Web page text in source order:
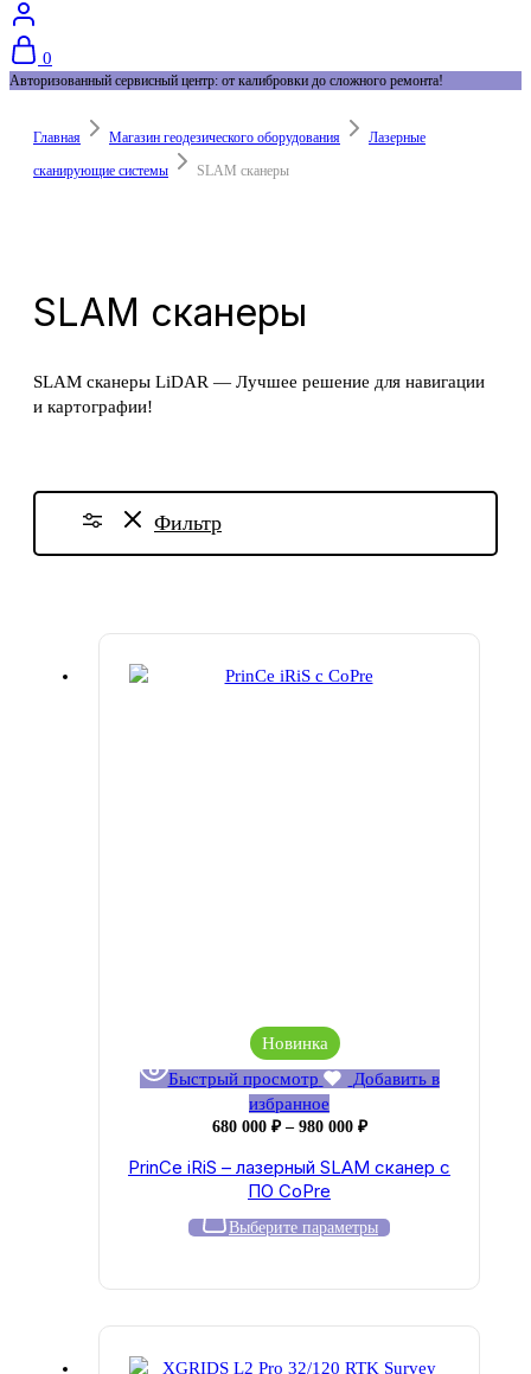
0
Авторизованный сервисный центр: от калибровки до сложного ремонта!
Главная Магазин геодезического оборудования
Лазерные
сканирующие системы
SLAM сканеры
SLAM сканеры
SLAM сканеры LiDAR — Лучшее решение для навигации
и картографии!
Фильтр
Новинка
Быстрый просмотр
Добавить в
избранное
680 000 ₽ – 980 000 ₽Диапазон
680
980
PrinCe iRiS – лазерный SLAM сканер c
ПО CoPre
Выберите параметры
товар
несколько
можно